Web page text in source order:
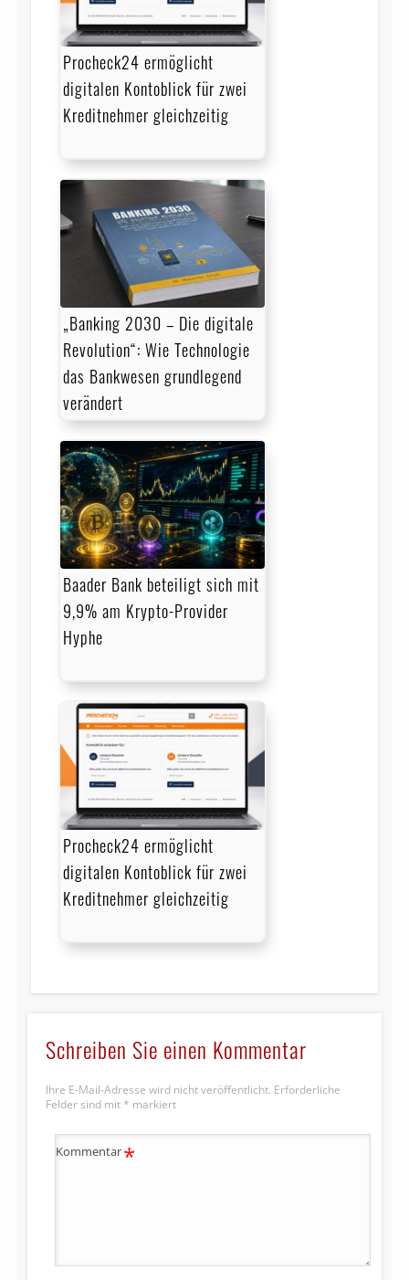
Procheck24 ermöglicht
digitalen Kontoblick für zwei
Kreditnehmer gleichzeitig
„Banking 2030 – Die digitale
Revolution“: Wie Technologie
das Bankwesen grundlegend
verändert
Baader Bank beteiligt sich mit
9,9% am Krypto-Provider
Hyphe
Procheck24 ermöglicht
digitalen Kontoblick für zwei
Kreditnehmer gleichzeitig
Schreiben Sie einen Kommentar
Ihre E-Mail-Adresse wird nicht veröffentlicht. Erforderliche
Felder sind mit * markiert
Kommentar*